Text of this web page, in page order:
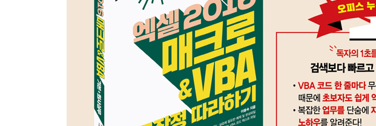
〈실무예제〉 02 편리하게 VB 편집기 창 사용하기 93
★〈핵심기능〉 03 VBA 코드의 기본 규칙과 [직접 실행] 창의 사용법 익히기 97
★〈핵심기능〉 04 핵심 VBA 용어 익히기 100
★〈실무예제〉 05 모듈 삽입해 직접 매크로 작성하기 103
★〈실무예제〉 06 시트명을 반환하는 사용자 정의 함수 작성하기 107
★〈실무예제〉 07 절대 참조와 상대 참조 이용해 매크로 기록하기 111
〈실무예제〉 08 한 단계씩 매크로 실행해 실행 과정 이해하기 116
〈실무예제〉 09 매크로 코드를 보호하기 위해 암호 지정/해제하기 119